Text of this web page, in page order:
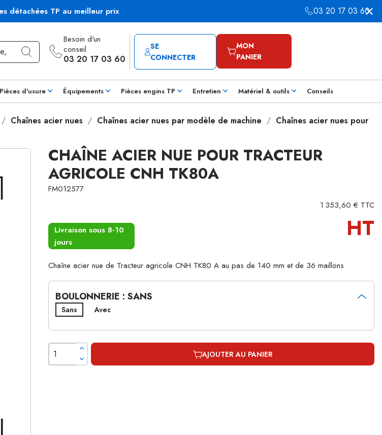
détachées TP au meilleur prix 03 20 17 03 60
Besoin d'un
conseil
03 20 17 03 60
SE
CONNECTER
MON
PANIER
Pièces d'usure Équipements Pièces engins TP Entretien Matériel & outils Conseils
Chaînes acier nues Chaînes acier nues par modèle de machine
Chaînes acier nues pour
CHAÎNE ACIER NUE POUR TRACTEUR
AGRICOLE CNH TK80A
FM012577
1 353,60 € TTC
Livraison sous 8-10
jours
HT
Chaîne acier nue de Tracteur agricole CNH TK80 A au pas de 140 mm et de 36 maillons
BOULONNERIE : SANS
Sans Avec
AJOUTER AU PANIER